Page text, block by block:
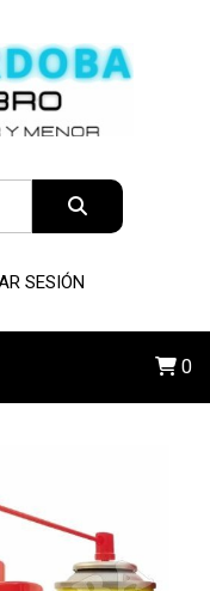
SESIÓN
0